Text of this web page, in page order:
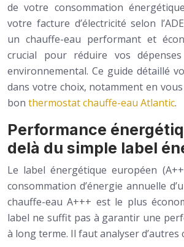
de votre consommation
votre facture d’électricité selon
un chauffe-eau performant et
crucial pour réduire vos
environnemental. Ce guide détaillé
dans votre choix, notamment en
bon thermostat chauffe-eau Atlantic.
Performance
delà du simple label
Le label énergétique européen
consommation d’énergie annuelle
chauffe-eau A+++ est le plus
label ne suffit pas à garantir une
à long terme. Il faut analyser d’autres